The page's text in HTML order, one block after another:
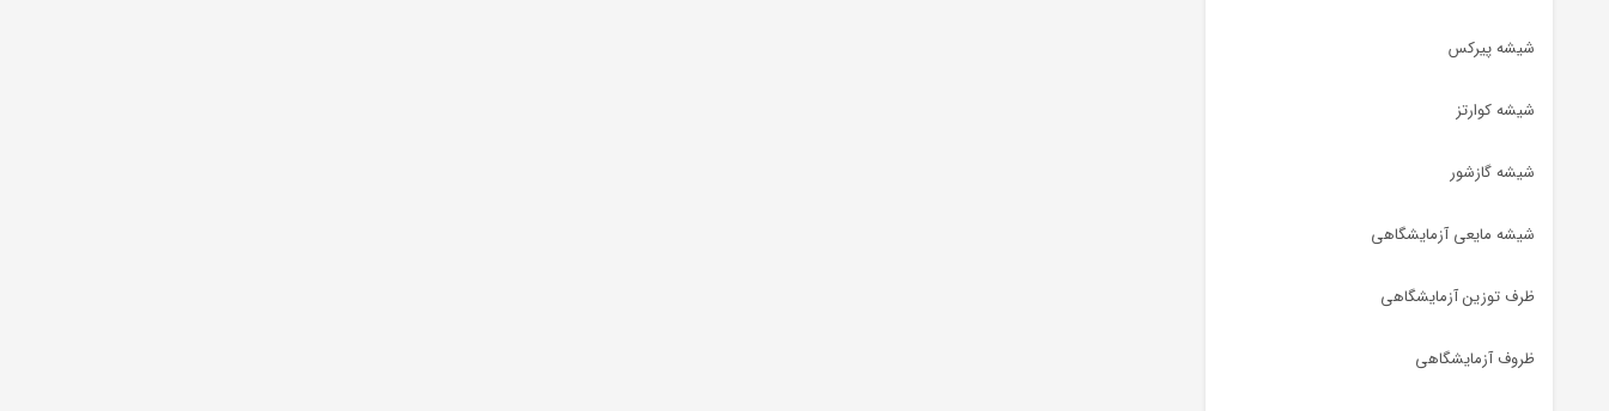
شیشه پیرکس
شیشه کوارتز
شیشه گازشور
شیشه مایعی آزمایشگاهی
ظرف توزین آزمایشگاهی
ظروف آزمایشگاهی